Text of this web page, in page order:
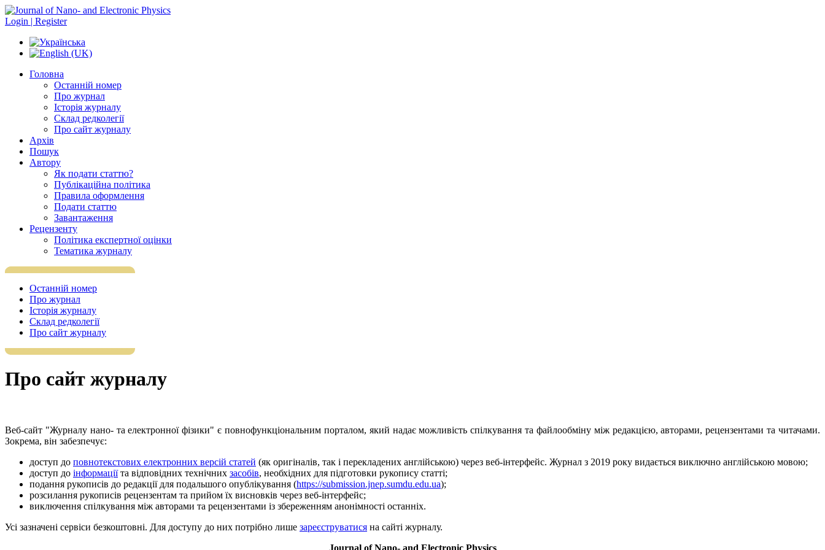
Login | Register
Головна
Останній номер
Про журнал
Історія журналу
Склад редколегії
Про сайт журналу
Архів
Пошук
Автору
Як подати статтю?
Публікаційна політика
Правила оформлення
Подати статтю
Завантаження
Рецензенту
Політика експертної оцінки
Тематика журналу
Останній номер
Про журнал
Історія журналу
Склад редколегії
Про сайт журналу
Про сайт журналу
Веб-сайт "Журналу нано- та електронної фізики" є повнофункціональним порталом, який надає можливість спілкування та файлообміну між редакцією, авторами, рецензентами та читачами.
Зокрема, він забезпечує:
доступ до повнотекстових електронних версій статей (як оригіналів, так і перекладених англійською) через веб-інтерфейс. Журнал з 2019 року видається виключно англійською мовою;
доступ до інформаціїта відповідних технічних засобів, необхідних для підготовки рукопису статті;
подання рукописів до редакції для подальшого опублікування (https://submission.jnep.sumdu.edu.ua);
розсилання рукописів рецензентам та прийом їх висновків через веб-інтерфейс;
виключення спілкування між авторами та рецензентами із збереженням анонімності останніх.
Усі зазначені сервіси безкоштовні. Для доступу до них потрібно лише зареєструватися на сайті журналу.
Journal of Nano- and Electronic Physics